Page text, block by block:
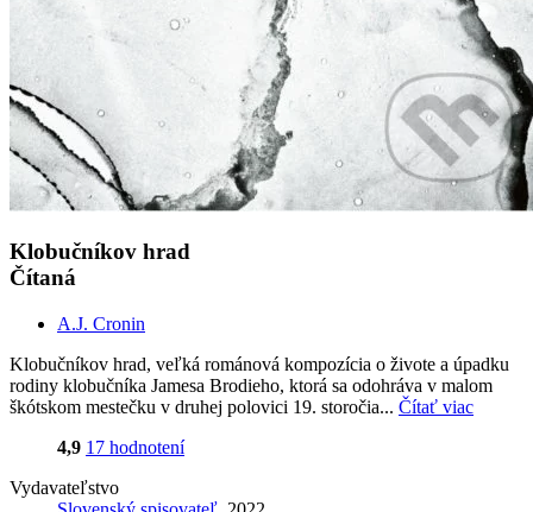
Klobučníkov hrad
Čítaná
A.J. Cronin
Klobučníkov hrad, veľká románová kompozícia o živote a úpadku
rodiny klobučníka Jamesa Brodieho, ktorá sa odohráva v malom
škótskom mestečku v druhej polovici 19. storočia... Čítať viac
4,9 17 hodnotení
Vydavateľstvo